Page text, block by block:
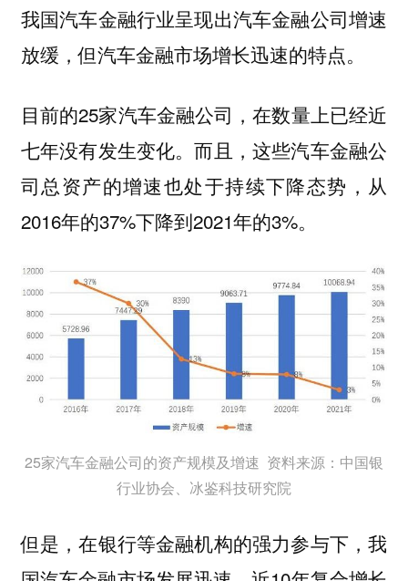
我国汽车金融行业呈现出汽车金融公司增速
放缓，但汽车金融市场增长迅速的特点。
目前的25家汽车金融公司，在数量上已经近
七年没有发生变化。而且，这些汽车金融公
司总资产的增速也处于持续下降态势，从
2016年的37%下降到2021年的3%。
25家汽车金融公司的资产规模及增速 资料来源：中国银
行业协会、冰鉴科技研究院
但是，在银行等金融机构的强力参与下，我